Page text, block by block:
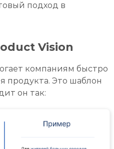
подход в
Vision
компаниям быстро
продукта. Это шаблон
он так: